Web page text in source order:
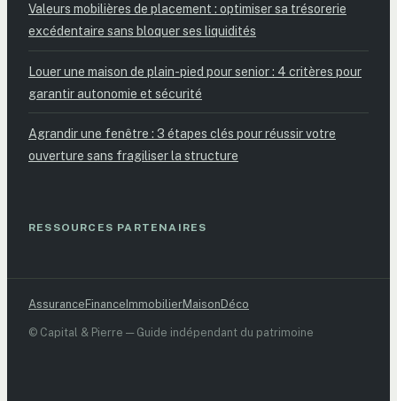
Valeurs mobilières de placement : optimiser sa trésorerie
excédentaire sans bloquer ses liquidités
Louer une maison de plain-pied pour senior : 4 critères pour
garantir autonomie et sécurité
Agrandir une fenêtre : 3 étapes clés pour réussir votre
ouverture sans fragiliser la structure
RESSOURCES PARTENAIRES
Assurance Finance ImmobilierMaison Déco
© Capital & Pierre — Guide indépendant du patrimoine